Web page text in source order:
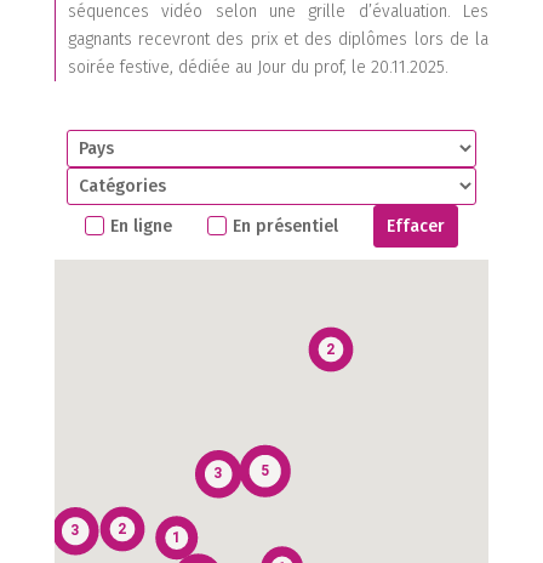
séquences vidéo selon une grille d’évaluation. Les
gagnants recevront des prix et des diplômes lors de la
soirée festive, dédiée au Jour du prof, le 20.11.2025.
En ligne En présentiel Effacer
1
2
1
3 2
5
3